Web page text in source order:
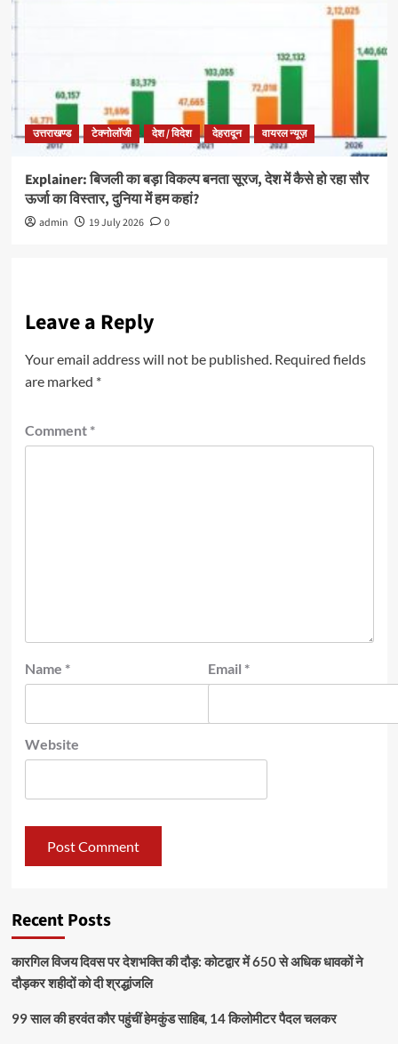
उत्तराखण्ड टेक्नोलॉजी देश / विदेश देहरादून वायरल न्यूज़
Explainer: बिजली का बड़ा विकल्प बनता सूरज, देश में कैसे हो रहा सौर
ऊर्जा का विस्तार, दुनिया में हम कहां?
admin 19 July 2026 0
Leave a Reply
Your email address will not be published. Required fields
are marked *
Comment *
Name * Email *
Website
Recent Posts
कारगिल विजय दिवस पर देशभक्ति की दौड़: कोटद्वार में 650 से अधिक धावकों ने
दौड़कर शहीदों को दी श्रद्धांजलि
99 साल की हरवंत कौर पहुंचीं हेमकुंड साहिब, 14 किलोमीटर पैदल चलकर